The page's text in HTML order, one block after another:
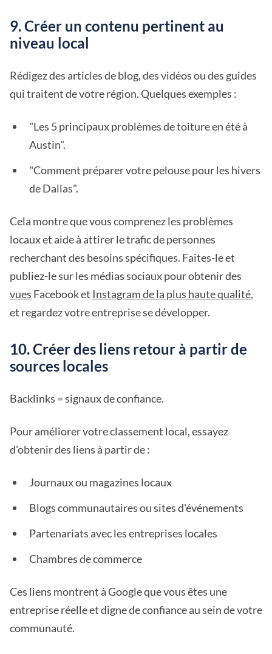
9. Créer un contenu pertinent au
niveau local
Rédigez des articles de blog, des vidéos ou des guides
qui traitent de votre région. Quelques exemples :
"Les 5 principaux problèmes de toiture en été à
Austin".
"Comment préparer votre pelouse pour les hivers
de Dallas".
Cela montre que vous comprenez les problèmes
locaux et aide à attirer le trafic de personnes
recherchant des besoins spécifiques. Faites-le et
publiez-le sur les médias sociaux pour obtenir des
vues Facebook et Instagram de la plus haute qualité,
et regardez votre entreprise se développer.
10. Créer des liens retour à partir de
sources locales
Backlinks = signaux de confiance.
Pour améliorer votre classement local, essayez
d'obtenir des liens à partir de :
Journaux ou magazines locaux
Blogs communautaires ou sites d'événements
Partenariats avec les entreprises locales
Chambres de commerce
Ces liens montrent à Google que vous êtes une
entreprise réelle et digne de confiance au sein de votre
communauté.